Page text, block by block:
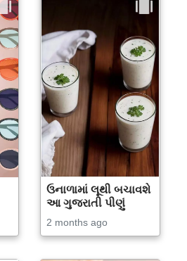
ઉનાળામાં લૂથી બચાવશે
આ ગુજરાતી પીણું
2 months ago